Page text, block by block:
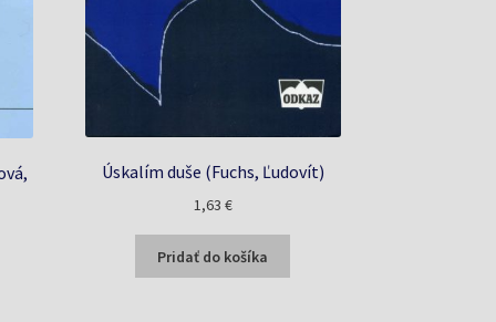
Úskalím duše (Fuchs, Ľudovít)
1,63 €
Pridať do košíka